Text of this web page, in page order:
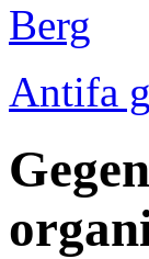
Berg
Antifa